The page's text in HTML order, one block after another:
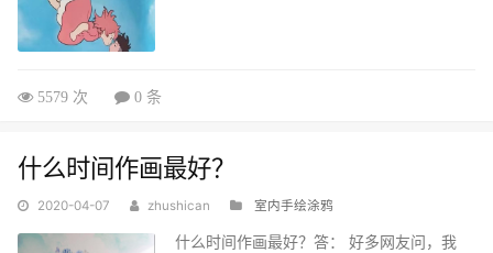
5579 次 0 条
什么时间作画最好？
2020-04-07 zhushican 室内手绘涂鸦
什么时间作画最好？答： 好多网友问，我